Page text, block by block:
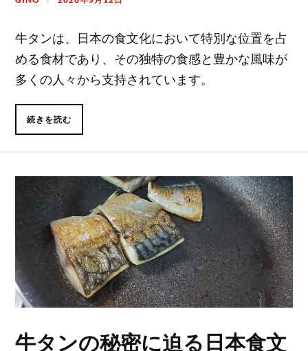
牛タンは、日本の食文化において特別な位置を占
める食材であり、その独特の食感と豊かな風味が
多くの人々から支持されています。
続きを読む
牛タンの秘密に迫る日本食文